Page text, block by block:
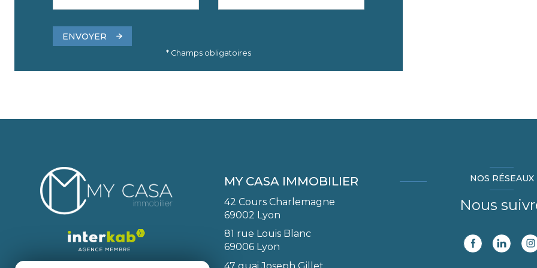
ENVOYER
* Champs obligatoires
MY CASA IMMOBILIER
42 Cours Charlemagne
69002 Lyon
81 rue Louis Blanc
69006 Lyon
47 quai Joseph Gillet
NOS RÉSEAUX
Nous